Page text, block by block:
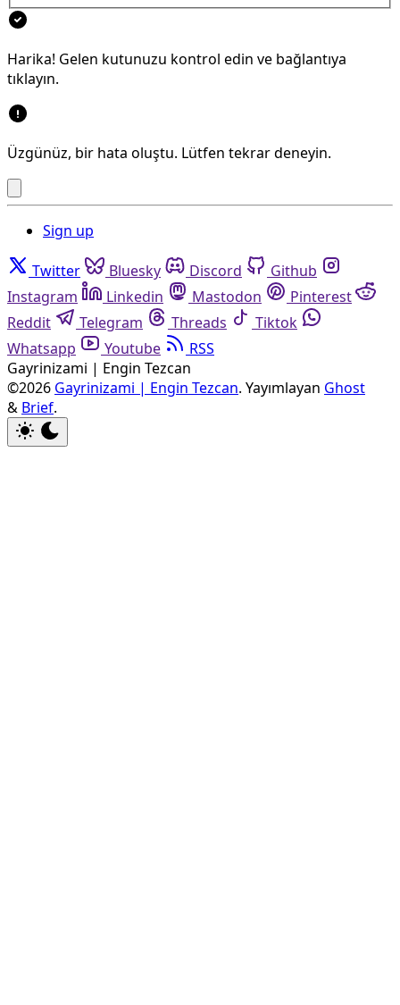
Harika! Gelen kutunuzu kontrol edin ve bağlantıya
tıklayın.
Üzgünüz, bir hata oluştu. Lütfen tekrar deneyin.
Sign up
Twitter Bluesky Discord
Github
Instagram
Linkedin Mastodon
Pinterest
Reddit
Telegram Threads
Tiktok
Whatsapp
Youtube
RSS
Gayrinizami | Engin Tezcan
©2026 Gayrinizami | Engin Tezcan. Yayımlayan Ghost
& Brief.